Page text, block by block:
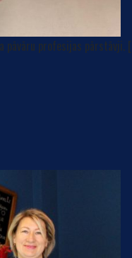
pāvāru profesijas pārstāvji.